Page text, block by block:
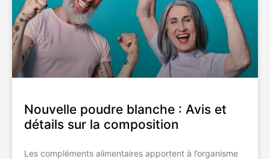
Nouvelle poudre blanche : Avis et
détails sur la composition
Les compléments alimentaires apportent à l’organisme